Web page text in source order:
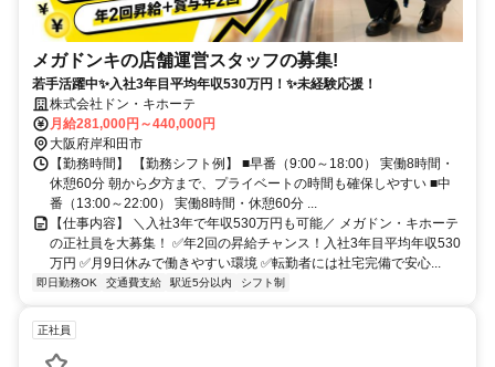
メガドンキの店舗運営スタッフの募集!
若手活躍中✨入社3年目平均年収530万円！✨未経験応援！
株式会社ドン・キホーテ
月給281,000円～440,000円
大阪府岸和田市
【勤務時間】 【勤務シフト例】 ■早番（9:00～18:00） 実働8時間・
休憩60分 朝から夕方まで、プライベートの時間も確保しやすい ■中
番（13:00～22:00） 実働8時間・休憩60分 ...
【仕事内容】 ＼入社3年で年収530万円も可能／ メガドン・キホーテ
の正社員を大募集！ ✅年2回の昇給チャンス！入社3年目平均年収530
万円 ✅月9日休みで働きやすい環境 ✅転勤者には社宅完備で安心...
即日勤務OK 交通費支給 駅近5分以内 シフト制
正社員